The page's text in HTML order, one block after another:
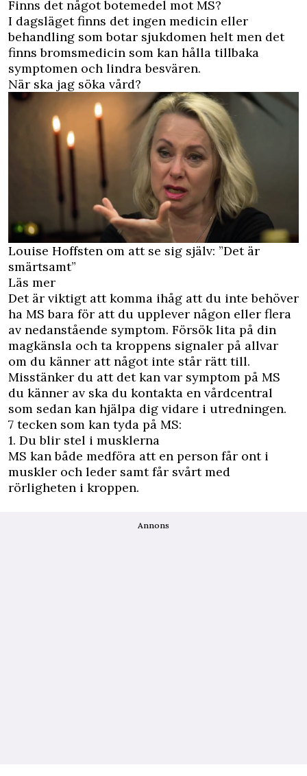
Finns det något botemedel mot MS?
I dagsläget finns det ingen medicin eller
behandling som botar sjukdomen helt men det
finns bromsmedicin som kan hålla tillbaka
symptomen och lindra besvären.
När ska jag söka vård?
Louise Hoffsten om att se sig själv: ”Det är
smärtsamt”
Läs mer
Det är viktigt att komma ihåg att du inte behöver
ha MS bara för att du upplever någon eller flera
av nedanstående symptom. Försök lita på din
magkänsla och ta kroppens signaler på allvar
om du känner att något inte står rätt till.
Misstänker du att det kan var symptom på MS
du känner av ska du kontakta en vårdcentral
som sedan kan hjälpa dig vidare i utredningen.
7 tecken som kan tyda på MS:
1. Du blir stel i musklerna
MS kan både medföra att en person får ont i
muskler och leder samt får svårt med
rörligheten i kroppen.
Annons